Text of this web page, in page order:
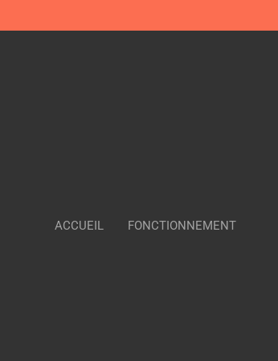
ACCUEIL FONCTIONNEMENT